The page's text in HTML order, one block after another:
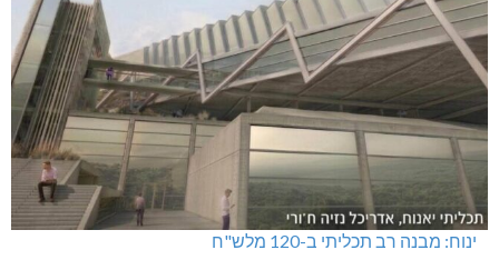
ינוח: מבנה רב תכליתי ב-120 מלש"ח